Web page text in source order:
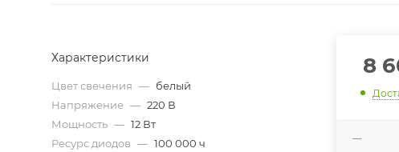
Характеристики
Цвет свечения — белый
Напряжение — 220 В
Мощность — 12 Вт
Ресурс диодов — 100 000 ч
8